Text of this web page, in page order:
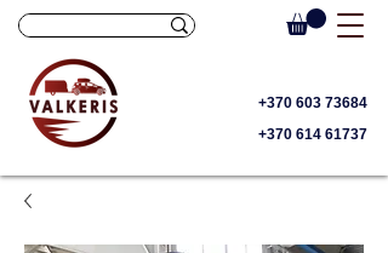
+370 603 73684
+370 614 61737